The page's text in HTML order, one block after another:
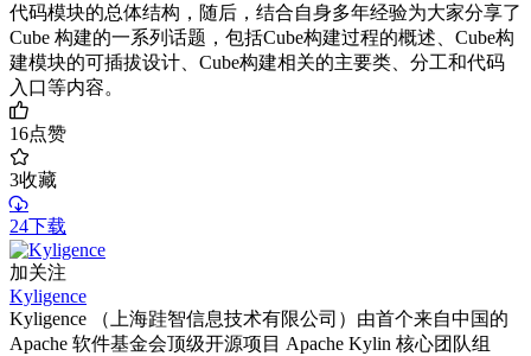
代码模块的总体结构，随后，结合自身多年经验为大家分享了
Cube 构建的一系列话题，包括Cube构建过程的概述、Cube构
建模块的可插拔设计、Cube构建相关的主要类、分工和代码
入口等内容。
16点赞
3收藏
24下载
加关注
Kyligence
Kyligence （上海跬智信息技术有限公司）由首个来自中国的
Apache 软件基金会顶级开源项目 Apache Kylin 核心团队组